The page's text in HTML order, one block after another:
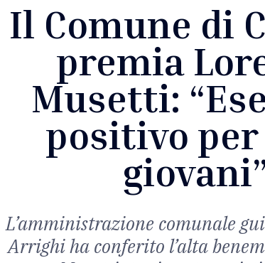
Il Comune di
premia
Musetti:
positivo
L’amministrazione comunale
Arrighi ha conferito l’alta